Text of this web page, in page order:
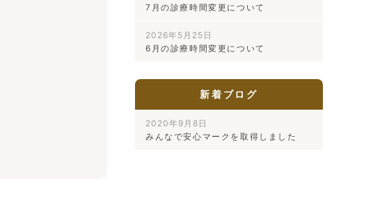
7月の診療時間変更について
2026年5月25日
6月の診療時間変更について
新着ブログ
2020年9月8日
みんなで安心マークを取得しました